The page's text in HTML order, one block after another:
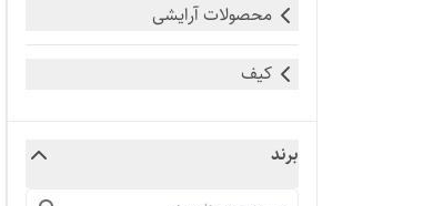
محصولات آرایشی
کیف
برند